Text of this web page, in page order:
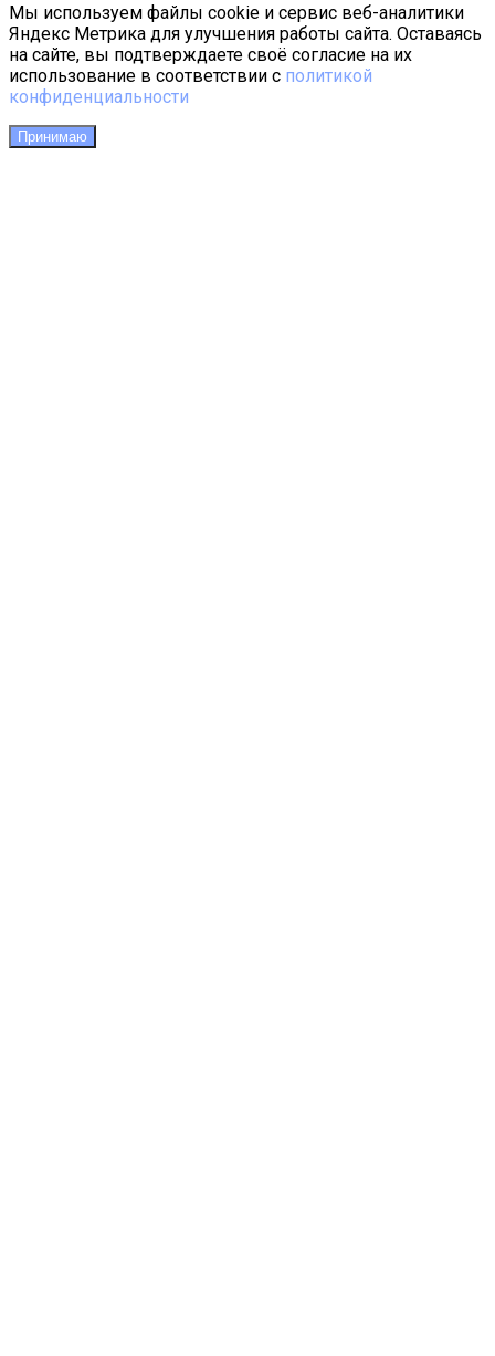
Мы используем файлы cookie и сервис веб-аналитики
Яндекс Метрика для улучшения работы сайта. Оставаясь
на сайте, вы подтверждаете своё согласие на их
использование в соответствии с политикой
конфиденциальности
Принимаю